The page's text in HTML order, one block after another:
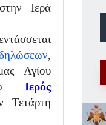
Ιερά
,
Αγίου
ο Ιερός